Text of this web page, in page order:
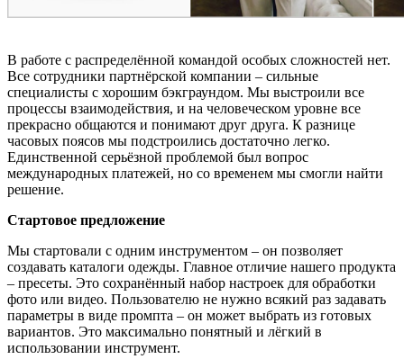
В работе с распределённой командой особых сложностей нет.
Все сотрудники партнёрской компании – сильные
специалисты с хорошим бэкграундом. Мы выстроили все
процессы взаимодействия, и на человеческом уровне все
прекрасно общаются и понимают друг друга. К разнице
часовых поясов мы подстроились достаточно легко.
Единственной серьёзной проблемой был вопрос
международных платежей, но со временем мы смогли найти
решение.
Стартовое предложение
Мы стартовали с одним инструментом – он позволяет
создавать каталоги одежды. Главное отличие нашего продукта
– пресеты. Это сохранённый набор настроек для обработки
фото или видео. Пользователю не нужно всякий раз задавать
параметры в виде промпта – он может выбрать из готовых
вариантов. Это максимально понятный и лёгкий в
использовании инструмент.